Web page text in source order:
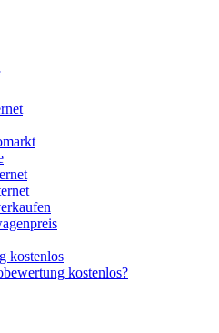
kostenlos
kostenlos?